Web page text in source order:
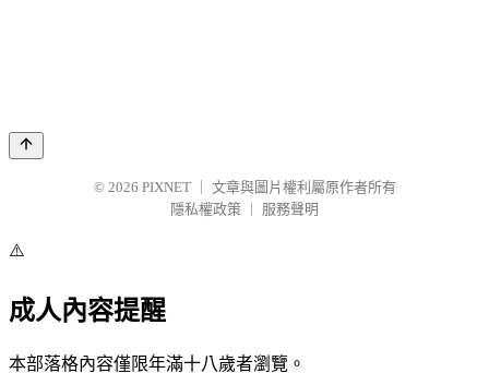
© 2026 PIXNET
文章與圖片權利屬原作者所有
隱私權政策
服務聲明
⚠️
成人內容提醒
本部落格內容僅限年滿十八歲者瀏覽。